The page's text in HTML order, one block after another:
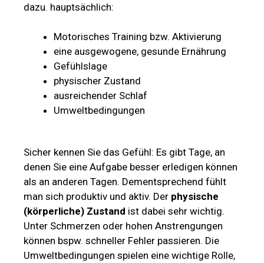
dazu. hauptsächlich:
Motorisches Training bzw. Aktivierung
eine ausgewogene, gesunde Ernährung
Gefühlslage
physischer Zustand
ausreichender Schlaf
Umweltbedingungen
Sicher kennen Sie das Gefühl: Es gibt Tage, an
denen Sie eine Aufgabe besser erledigen können
als an anderen Tagen. Dementsprechend fühlt
man sich produktiv und aktiv. Der physische
(körperliche) Zustand ist dabei sehr wichtig.
Unter Schmerzen oder hohen Anstrengungen
können bspw. schneller Fehler passieren. Die
Umweltbedingungen spielen eine wichtige Rolle,